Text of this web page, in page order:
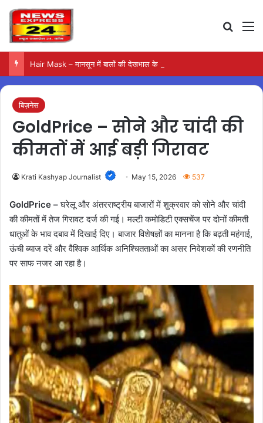
Hair Mask – मानसून में बालों की देखभाल के लिए आजमाएं अंडे का मास्क
बिज़नेस
GoldPrice – सोने और चांदी की
कीमतों में आई बड़ी गिरावट
Krati Kashyap Journalist May 15, 2026 537
GoldPrice –घरेलू और अंतरराष्ट्रीय बाजारों में शुक्रवार को सोने और चांदी
की कीमतों में तेज गिरावट दर्ज की गई। मल्टी कमोडिटी एक्सचेंज पर दोनों कीमती
धातुओं के भाव दबाव में दिखाई दिए। बाजार विशेषज्ञों का मानना है कि बढ़ती महंगाई,
ऊंची ब्याज दरें और वैश्विक आर्थिक अनिश्चितताओं का असर निवेशकों की रणनीति
पर साफ नजर आ रहा है।